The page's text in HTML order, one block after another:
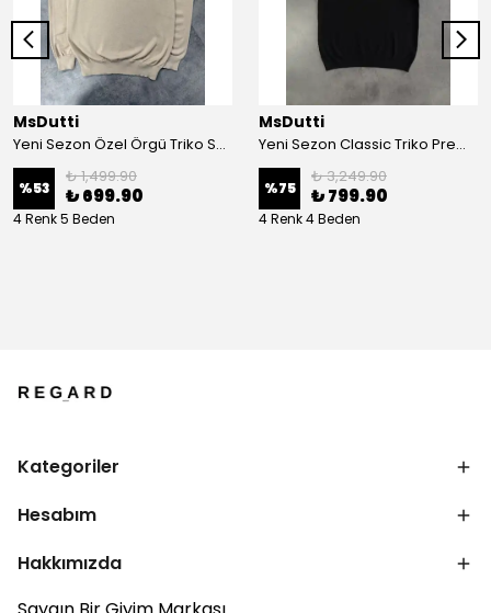
MsDutti
Yeni Sezon Özel Örgü Triko Sweatshirtler
%53
₺ 1,499.90
₺ 699.90
4 Renk 5 Beden
MsDutti
Yeni Sezon Classic Triko Premium Polo Yaka T-shirt
%75
₺ 3,249.90
₺ 799.90
4 Renk 4 Beden
Kategoriler
Hesabım
Hakkımızda